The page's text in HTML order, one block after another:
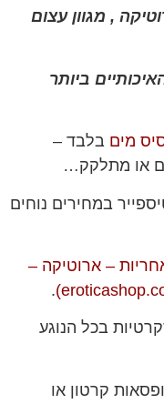
, מגוון עצום
ביותר
מים בלבד –
או מתלקק…
במחירים נוחים
– ארוטיקה –
.
בכל הנוגע
קרטון או